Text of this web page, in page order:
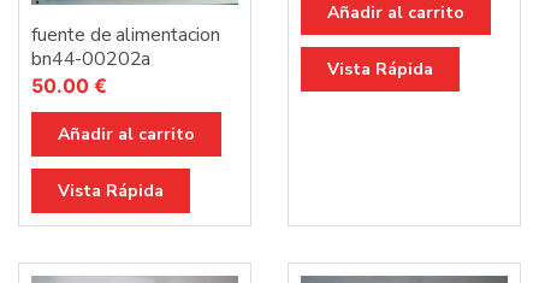
fuente de alimentacion
bn44-00202a
50.00 €
Añadir al carrito
Vista Rápida
Añadir al carrito
Vista Rápida